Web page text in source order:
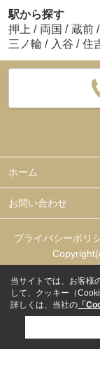
駅から探す
押上 / 両国 / 蔵前 /
三ノ輪 / 入谷 / 住
ホーム
お問い合わせ
プライバシーポリ
当サイトでは、お客様
して、クッキー（
詳しくは、当社の 「